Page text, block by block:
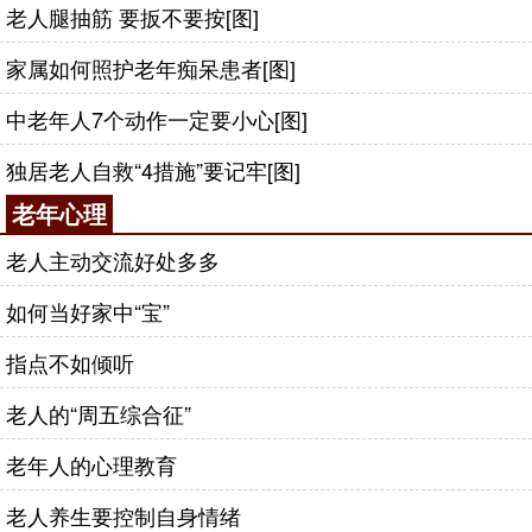
老人腿抽筋 要扳不要按[图]
家属如何照护老年痴呆患者[图]
中老年人7个动作一定要小心[图]
独居老人自救“4措施”要记牢[图]
老年心理
老人主动交流好处多多
如何当好家中“宝”
指点不如倾听
老人的“周五综合征”
老年人的心理教育
老人养生要控制自身情绪